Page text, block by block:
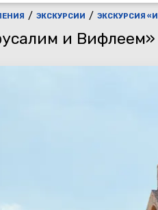
ЭКСКУРСИИ ЭКСКУРСИЯ
и Вифлеем»